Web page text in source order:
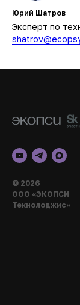
Юрий Шатров
Эксперт по
© 2026
ООО «ЭКОПСИ
Текнолоджис»